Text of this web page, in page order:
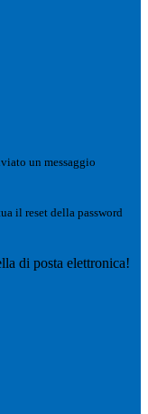
un messaggio
il reset della password
di posta elettronica!